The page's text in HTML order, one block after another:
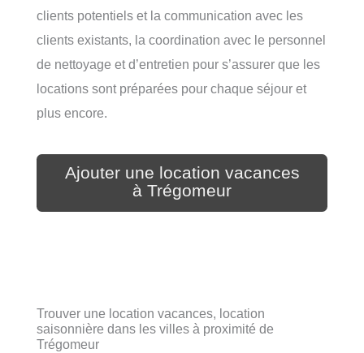
clients potentiels et la communication avec les
clients existants, la coordination avec le personnel
de nettoyage et d’entretien pour s’assurer que les
locations sont préparées pour chaque séjour et
plus encore.
Ajouter une location vacances
à Trégomeur
Trouver une location vacances, location
saisonnière dans les villes à proximité de
Trégomeur